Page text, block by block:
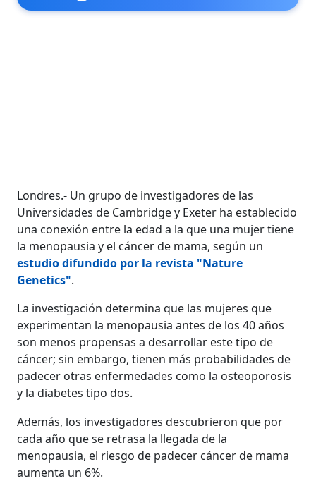
Londres.- Un grupo de investigadores de las
Universidades de Cambridge y Exeter ha establecido
una conexión entre la edad a la que una mujer tiene
la menopausia y el cáncer de mama, según un
estudio difundido por la revista "Nature
Genetics".
La investigación determina que las mujeres que
experimentan la menopausia antes de los 40 años
son menos propensas a desarrollar este tipo de
cáncer; sin embargo, tienen más probabilidades de
padecer otras enfermedades como la osteoporosis
y la diabetes tipo dos.
Además, los investigadores descubrieron que por
cada año que se retrasa la llegada de la
menopausia, el riesgo de padecer cáncer de mama
aumenta un 6%.